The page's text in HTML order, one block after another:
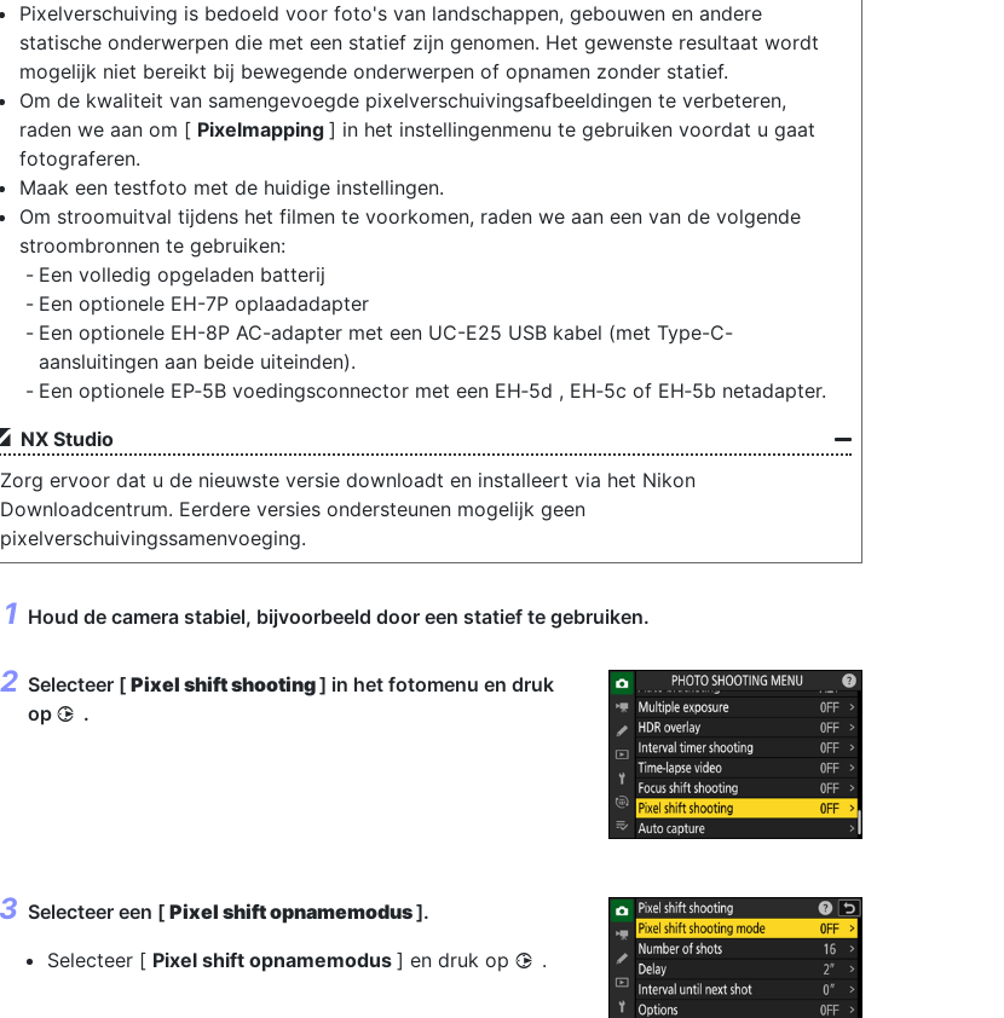
Pixelverschuiving is bedoeld voor foto's van landschappen, gebouwen en andere
statische onderwerpen die met een statief zijn genomen. Het gewenste resultaat wordt
mogelijk niet bereikt bij bewegende onderwerpen of opnamen zonder statief.
Om de kwaliteit van samengevoegde pixelverschuivingsafbeeldingen te verbeteren,
raden we aan om [ Pixelmapping ] in het instellingenmenu te gebruiken voordat u gaat
fotograferen.
Maak een testfoto met de huidige instellingen.
Om stroomuitval tijdens het filmen te voorkomen, raden we aan een van de volgende
stroombronnen te gebruiken:
Een volledig opgeladen batterij
Een optionele EH-7P oplaadadapter
Een optionele EH-8P AC-adapter met een UC-E25 USB kabel (met Type-C-
aansluitingen aan beide uiteinden).
Een optionele EP‑5B voedingsconnector met een EH‑5d , EH‑5c of EH‑5b netadapter.
NX Studio
Zorg ervoor dat u de nieuwste versie downloadt en installeert via het Nikon
Downloadcentrum. Eerdere versies ondersteunen mogelijk geen
pixelverschuivingssamenvoeging.
Houd de camera stabiel, bijvoorbeeld door een statief te gebruiken.
Selecteer [ Pixel shift shooting] in het fotomenu en druk
op 2 .
Selecteer een [ Pixel shift opnamemodus].
Selecteer [ Pixel shift opnamemodus ] en druk op 2 .